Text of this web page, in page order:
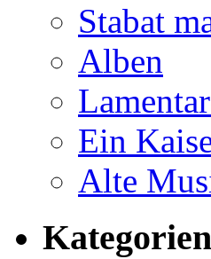
Stabat
Alben
Ein
Alte
Kategorien